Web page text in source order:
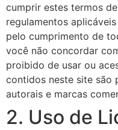
cumprir estes termos
regulamentos
pelo cumprimento de
você não concordar
proibido de usar ou
contidos neste site são
autorais e marcas
2. Uso de